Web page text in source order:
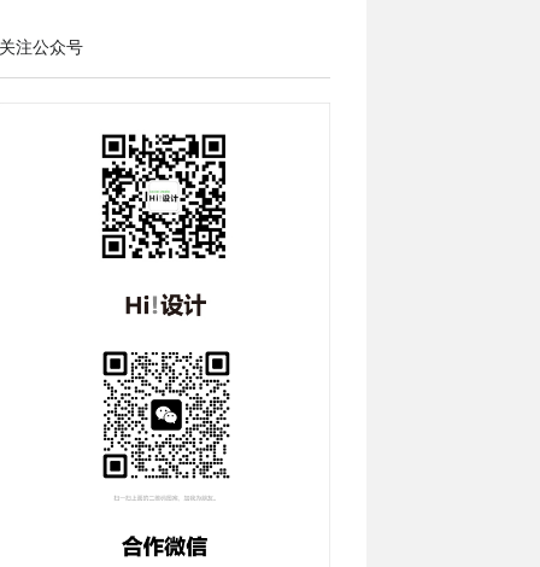
注公众号